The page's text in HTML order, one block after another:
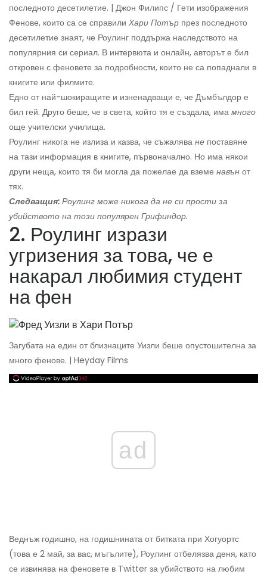
последното десетилетие. | Джон Филипс / Гети изображения
Фенове, които са се справили Хари Потър през последното
десетилетие знаят, че Роулинг поддържа наследството на
популярния си сериал. В интервюта и онлайн, авторът е бил
откровен с феновете за подробности, които не са попаднали в
книгите или филмите.
Едно от най-шокиращите и изненадващи е, че Дъмбълдор е
бил гей. Друго беше, че в света, който тя е създала, има много
още учителски училища.
Роулинг никога не излиза и казва, че съжалява не поставяне
на тази информация в книгите, първоначално. Но има някои
други неща, които тя би могла да пожелае да вземе навън от
тях.
Следващия: Роулинг може никога да не си прости за
убийството на този популярен Грифиндор.
2. Роулинг изрази
угризения за това, че е
накарал любимия студент
на фен
Загубата на един от близнаците Уизли беше опустошителна за
много фенове. | Heyday Films
ad
Веднъж годишно, на годишнината от битката при Хогуортс
(това е 2 май, за вас, мъгълите), Роулинг отбелязва деня, като
се извинява на феновете в Twitter за убийството на любим